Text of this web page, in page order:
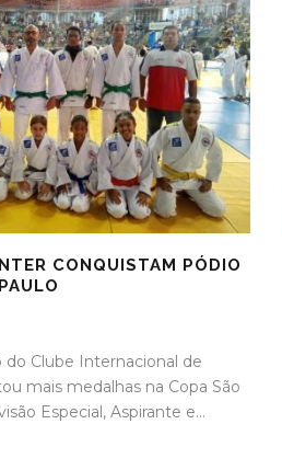
CONQUISTAM PÓDIO
do Clube Internacional de
mais medalhas na Copa São
Especial, Aspirante e...